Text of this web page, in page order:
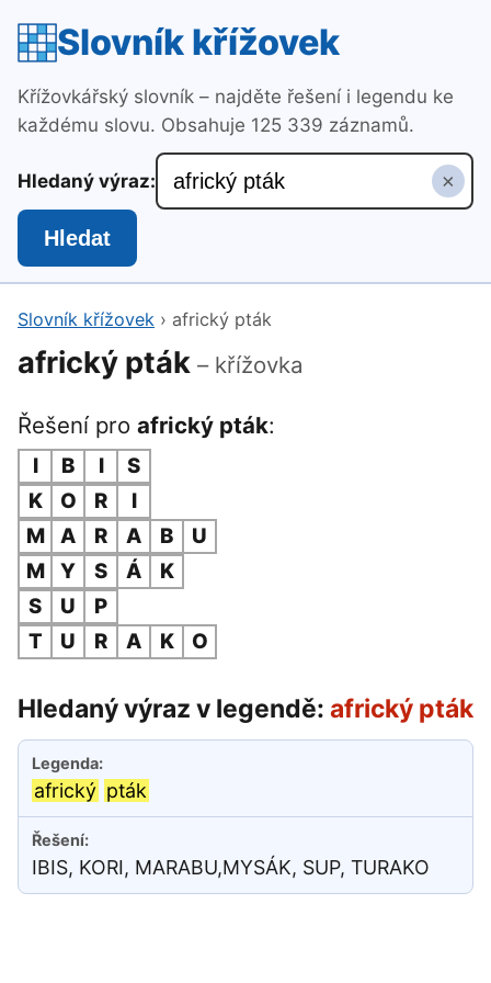
Slovník křížovek
Křížovkářský slovník – najděte řešení i legendu ke
každému slovu. Obsahuje 125 339 záznamů.
Hledaný výraz: ×
Hledat
Slovník křížovek › africký pták
africký pták – křížovka
Řešení pro africký pták:
I B I
S
K
O R
I
M
A R A B
U
M
Y S Á
K
S
U
P
T
U R A K O
Hledaný výraz v legendě: africký pták
africký pták
IBIS, KORI, MARABU,MYSÁK, SUP, TURAKO